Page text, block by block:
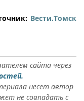
Вести.Томск
сайта через
несет автор
не совпадать с